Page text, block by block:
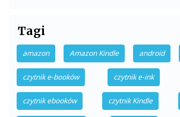
Tagi
amazon Amazon Kindle android
czytnik e-booków czytnik e-ink
czytnik ebooków czytnik Kindle